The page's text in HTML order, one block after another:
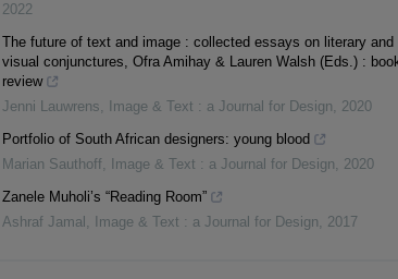
2022
The future of text and image : collected essays on literary and
visual conjunctures, Ofra Amihay & Lauren Walsh (Eds.) :
review
Jenni Lauwrens, Image & Text : a Journal for Design, 2020
Portfolio of South African designers: young blood
Marian Sauthoff, Image & Text : a Journal for Design, 2020
Zanele Muholi’s “Reading Room”
Ashraf Jamal , Image & Text : a Journal for Design, 2017